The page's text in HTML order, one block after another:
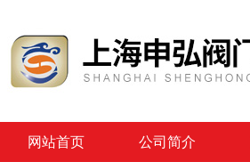
网站首页 公司简介